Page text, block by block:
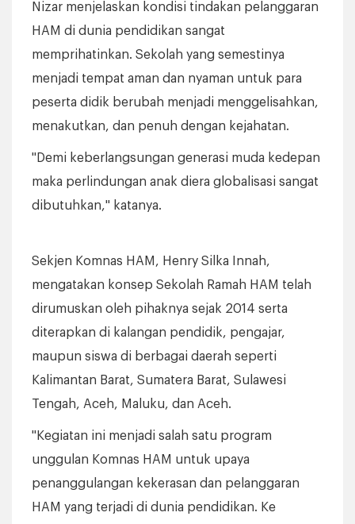
Nizar menjelaskan kondisi tindakan pelanggaran
HAM di dunia pendidikan sangat
memprihatinkan. Sekolah yang semestinya
menjadi tempat aman dan nyaman untuk para
peserta didik berubah menjadi menggelisahkan,
menakutkan, dan penuh dengan kejahatan.
"Demi keberlangsungan generasi muda kedepan
maka perlindungan anak diera globalisasi sangat
dibutuhkan," katanya.
Sekjen Komnas HAM, Henry Silka Innah,
mengatakan konsep Sekolah Ramah HAM telah
dirumuskan oleh pihaknya sejak 2014 serta
diterapkan di kalangan pendidik, pengajar,
maupun siswa di berbagai daerah seperti
Kalimantan Barat, Sumatera Barat, Sulawesi
Tengah, Aceh, Maluku, dan Aceh.
"Kegiatan ini menjadi salah satu program
unggulan Komnas HAM untuk upaya
penanggulangan kekerasan dan pelanggaran
HAM yang terjadi di dunia pendidikan. Ke